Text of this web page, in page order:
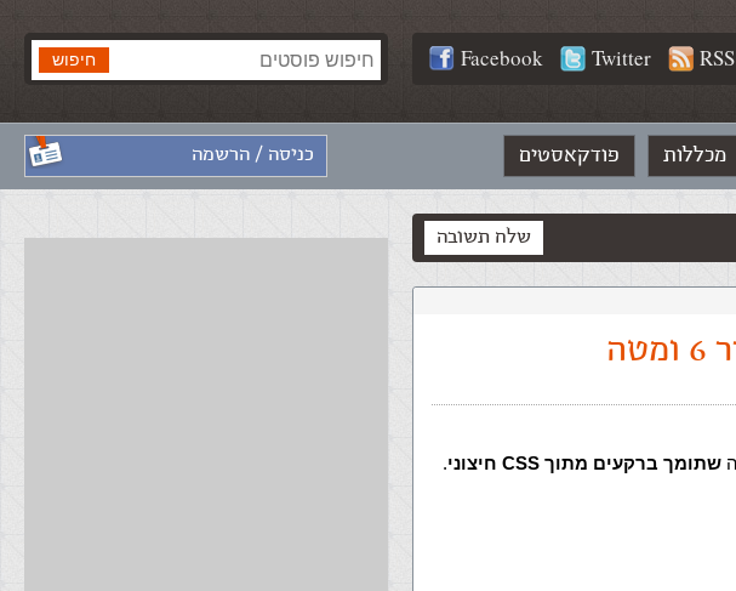
Facebook Twitter RSS
כניסה / הרשמה מכללות פודקאסטים
שלח תשובה
שתומך ברקעים מתוך CSS חיצוני
.